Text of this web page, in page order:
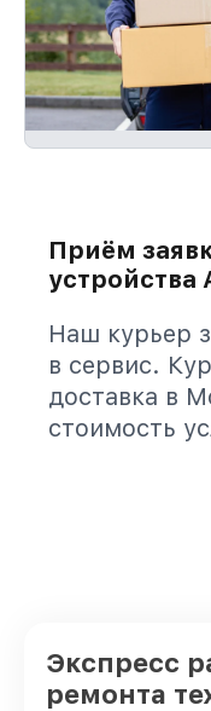
Приём
устройства
Наш курьер
в сервис.
доставка в
стоимость
Экспресс
ремонта